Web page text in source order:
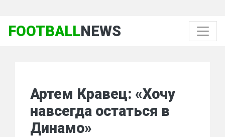
FOOTBALLNEWS
Артем Кравец: «Хочу
навсегда остаться в
Динамо»